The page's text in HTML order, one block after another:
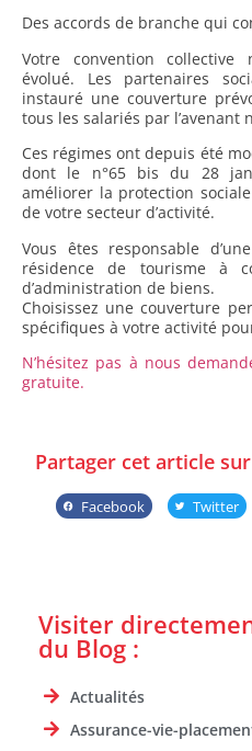
Des accords de branche qui
Votre convention collective
évolué. Les partenaires
instauré une couverture
tous les salariés par l’avenant
Ces régimes ont depuis été
dont le n°65 bis du 28
améliorer la protection
de votre secteur d’activité.
Vous êtes responsable
résidence de tourisme à
d’administration de biens.
Choisissez une couverture
spécifiques à votre activité
N’hésitez pas à nous
gratuite.
Partager cet article
Facebook Twitter
Visiter
du Blog :
Actualités
Assurance-vie-